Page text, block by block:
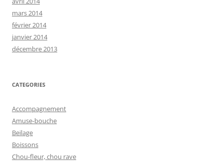
mars 2014
février 2014
janvier 2014
décembre 2013
CATEGORIES
Accompagnement
Amuse-bouche
Beilage
Boissons
Chou-fleur, chou rave